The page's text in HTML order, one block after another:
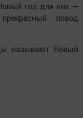
год для них —
повод
называют Новый